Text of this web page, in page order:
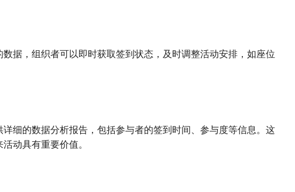
据，组织者可以即时获取签到状态，及时调整活动安排，如座位
细的数据分析报告，包括参与者的签到时间、参与度等信息。这
动具有重要价值。